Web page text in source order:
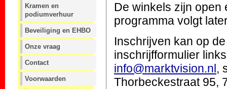
De winkels zijn open
programma volgt
Inschrijven kan op
inschrijfformulier
info@marktvision.nl,
Thorbeckestraat 95,
Kramen en
podiumverhuur
Beveiliging en EHBO
Onze vraag
Contact
Voorwaarden